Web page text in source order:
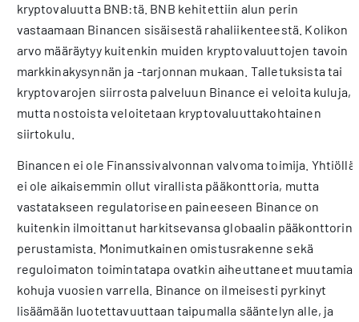
kryptovaluutta BNB:tä. BNB kehitettiin alun perin
vastaamaan Binancen sisäisestä rahaliikenteestä. Kolikon
arvo määräytyy kuitenkin muiden kryptovaluuttojen tavoin
markkinakysynnän ja -tarjonnan mukaan. Talletuksista tai
kryptovarojen siirrosta palveluun Binance ei veloita kuluja,
mutta nostoista veloitetaan kryptovaluuttakohtainen
siirtokulu.
Binancen ei ole Finanssivalvonnan valvoma toimija. Yhtiöllä
ei ole aikaisemmin ollut virallista pääkonttoria, mutta
vastatakseen regulatoriseen paineeseen Binance on
kuitenkin ilmoittanut harkitsevansa globaalin pääkonttorin
perustamista. Monimutkainen omistusrakenne sekä
reguloimaton toimintatapa ovatkin aiheuttaneet muutamia
kohuja vuosien varrella. Binance on ilmeisesti pyrkinyt
lisäämään luotettavuuttaan taipumalla sääntelyn alle, ja